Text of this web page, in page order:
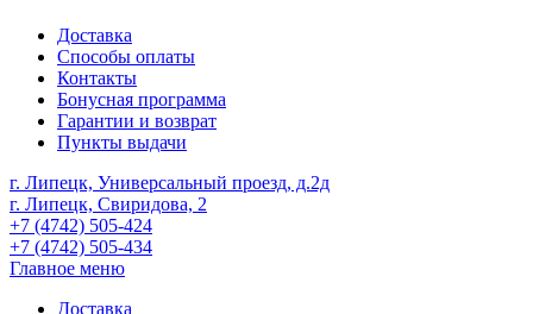
Доставка
Способы оплаты
Контакты
Бонусная программа
Гарантии и возврат
Пункты выдачи
г. Липецк, Универсальный проезд, д.2д
г. Липецк, Свиридова, 2
+7 (4742) 505-424
+7 (4742) 505-434
Главное меню
Доставка